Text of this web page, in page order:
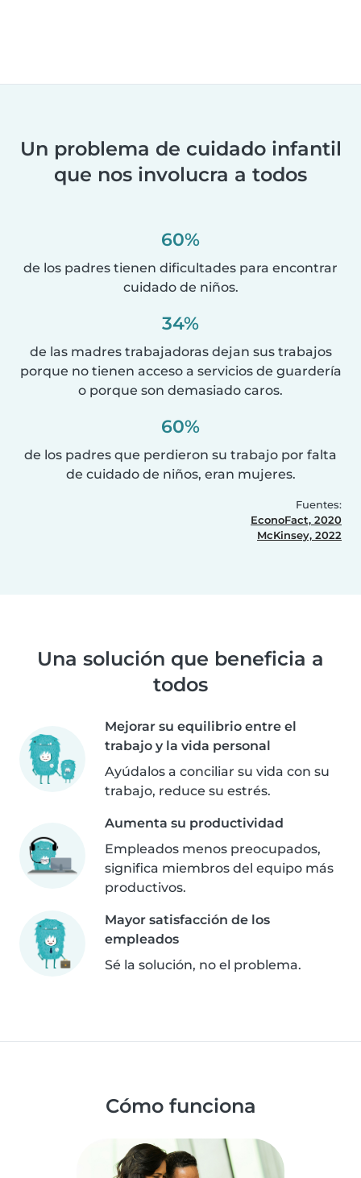
Un problema de cuidado infantil
que nos involucra a todos
60%
de los padres tienen dificultades para encontrar
cuidado de niños.
34%
de las madres trabajadoras dejan sus trabajos
porque no tienen acceso a servicios de guardería
o porque son demasiado caros.
60%
de los padres que perdieron su trabajo por falta
de cuidado de niños, eran mujeres.
Fuentes:
EconoFact, 2020
McKinsey, 2022
Una solución que beneficia a
todos
Mejorar su equilibrio entre el
trabajo y la vida personal
Ayúdalos a conciliar su vida con su
trabajo, reduce su estrés.
Aumenta su productividad
Empleados menos preocupados,
significa miembros del equipo más
productivos.
Mayor satisfacción de los
empleados
Sé la solución, no el problema.
Cómo funciona